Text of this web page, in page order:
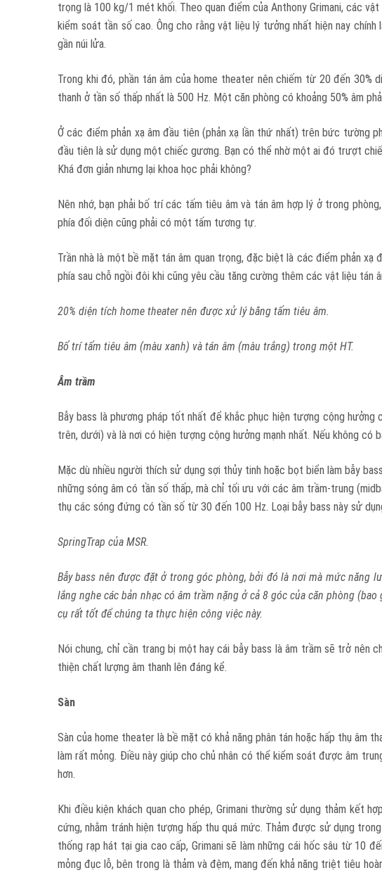
trọng là 100 kg/1 mét khối. Theo quan điểm của Anthony Grimani, các
kiểm soát tần số cao. Ông cho rằng vật liệu lý tưởng nhất hiện nay chính
gần núi lửa.
Trong khi đó, phần tán âm của home theater nên chiếm từ 20 đến
thanh ở tần số thấp nhất là 500 Hz. Một căn phòng có khoảng 50% âm
Ở các điểm phản xạ âm đầu tiên (phản xạ lần thứ nhất) trên bức tường
đầu tiên là sử dụng một chiếc gương. Bạn có thể nhờ một ai đó trượt
Khá đơn giản nhưng lại khoa học phải không?
Nên nhớ, bạn phải bố trí các tấm tiêu âm và tán âm hợp lý ở trong
phía đối diện cũng phải có một tấm tương tự.
Trần nhà là một bề mặt tán âm quan trọng, đặc biệt là các điểm phản
phía sau chỗ ngồi đôi khi cũng yêu cầu tăng cường thêm các vật liệu tán
20% diện tích home theater nên được xử lý bằng tấm tiêu âm.
Bố trí tấm tiêu âm (màu xanh) và tán âm (màu trắng) trong một HT.
Âm trầm
Bẫy bass là phương pháp tốt nhất để khắc phục hiện tượng cộng
trên, dưới) và là nơi có hiện tượng cộng hưởng mạnh nhất. Nếu không
Mặc dù nhiều người thích sử dụng sợi thủy tinh hoặc bọt biển làm bẫy
những sóng âm có tần số thấp, mà chỉ tối ưu với các âm trầm-trung
thụ các sóng đứng có tần số từ 30 đến 100 Hz. Loại bẫy bass này sử
SpringTrap của MSR.
Bẫy bass nên được đặt ở trong góc phòng, bởi đó là nơi mà mức năng
lắng nghe các bản nhạc có âm trầm nặng ở cả 8 góc của căn phòng
cụ rất tốt để chúng ta thực hiện công việc này.
Nói chung, chỉ cần trang bị một hay cái bẫy bass là âm trầm sẽ trở nên
thiện chất lượng âm thanh lên đáng kể.
Sàn
Sàn của home theater là bề mặt có khả năng phân tán hoặc hấp thụ
làm rất mỏng. Điều này giúp cho chủ nhân có thể kiểm soát được âm
hơn.
Khi điều kiện khách quan cho phép, Grimani thường sử dụng thảm kết
cứng, nhằm tránh hiện tượng hấp thu quá mức. Thảm được sử dụng
thống rạp hát tại gia cao cấp, Grimani sẽ làm những cái hốc sâu từ 10
mỏng đục lỗ, bên trong là thảm và đệm, mang đến khả năng triệt tiêu